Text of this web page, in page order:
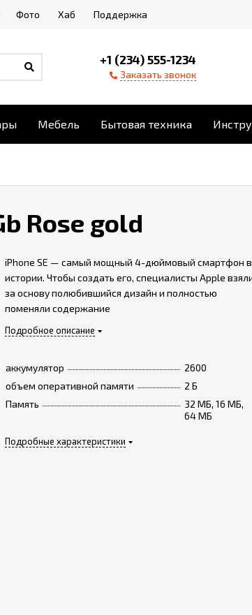
Фото Хаб Поддержка
+1 (234) 555-1234
Заказать звонок
Мебель Бытовая техника
Rose gold
iPhone SE — самый мощный 4-дюймовый смартфон в
истории. Чтобы создать его, специалисты Apple
за основу полюбившийся дизайн и полностью
поменяли содержание
Подробное описание
аккумулятор
2600
объем оперативной памяти
2 Б
Память
32 МБ, 16 МБ,
64 МБ
Подробные характеристики